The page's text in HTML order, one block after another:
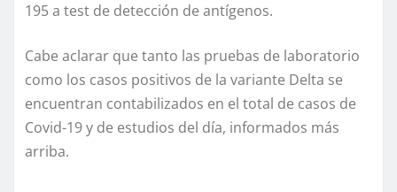
195 a test de detección de antígenos.
Cabe aclarar que tanto las pruebas de laboratorio
como los casos positivos de la variante Delta se
encuentran contabilizados en el total de casos de
Covid-19 y de estudios del día, informados más
arriba.